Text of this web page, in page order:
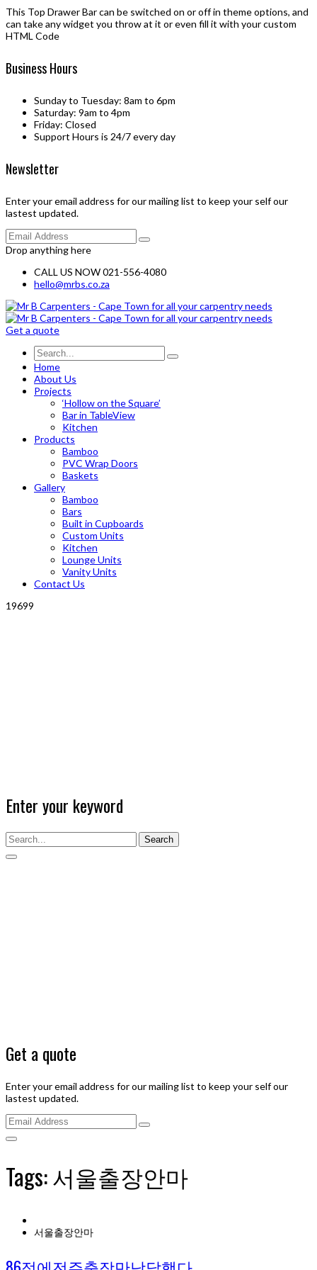
This Top Drawer Bar can be switched on or off in theme options, and
can take any widget you throw at it or even fill it with your custom
HTML Code
Business Hours
Sunday to Tuesday: 8am to 6pm
Saturday: 9am to 4pm
Friday: Closed
Support Hours is 24/7 every day
Newsletter
Enter your email address for our mailing list to keep your self our
lastest updated.
Drop anything here
CALL US NOW 021-556-4080
hello@mrbs.co.za
Get a quote
Home
About Us
Projects
‘Hollow on the Square’
Bar in TableView
Kitchen
Products
Bamboo
PVC Wrap Doors
Baskets
Gallery
Bamboo
Bars
Built in Cupboards
Custom Units
Kitchen
Lounge Units
Vanity Units
Contact Us
19699
Enter your keyword
Search
Get a quote
Enter your email address for our mailing list to keep your self our
lastest updated.
Tags: 서울출장안마
서울출장안마